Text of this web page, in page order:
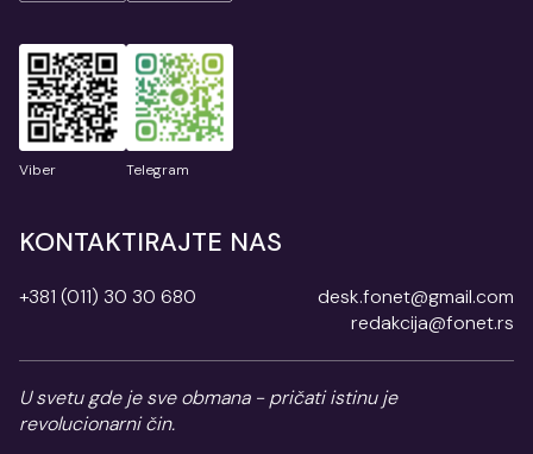
Viber Telegram
KONTAKTIRAJTE NAS
+381 (011) 30 30 680
desk.fonet@gmail.com
redakcija@fonet.rs
U svetu gde je sve obmana - pričati istinu je
revolucionarni čin.